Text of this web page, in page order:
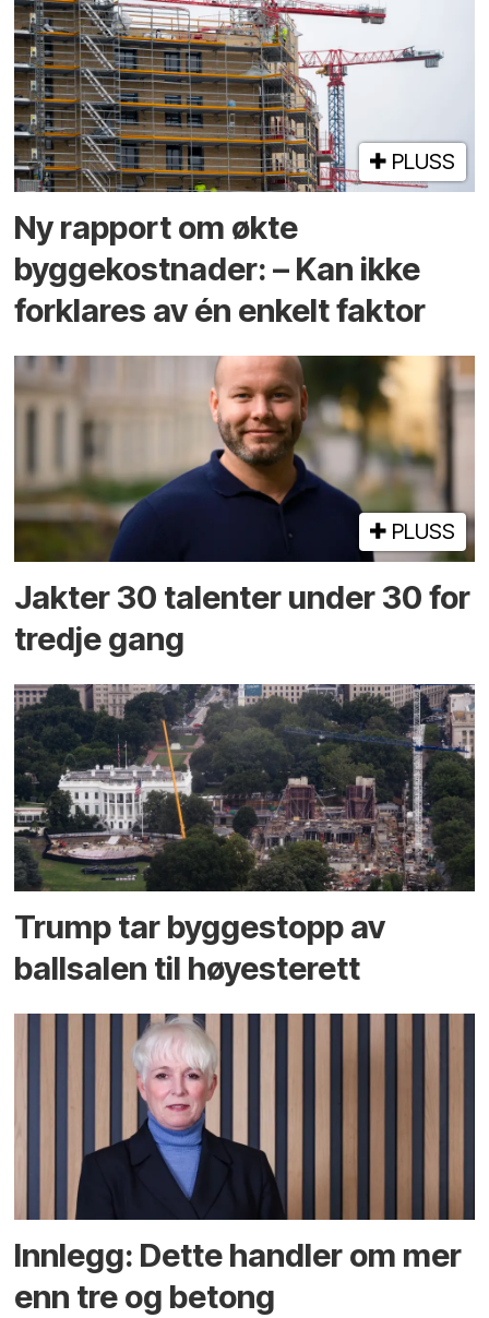
PLUSS
Ny rapport om økte
byggekostnader: – Kan ikke
forklares av én enkelt faktor
PLUSS
Jakter 30 talenter under 30 for
tredje gang
Trump tar byggestopp av
ballsalen til høyesterett
Innlegg: Dette handler om mer
enn tre og betong